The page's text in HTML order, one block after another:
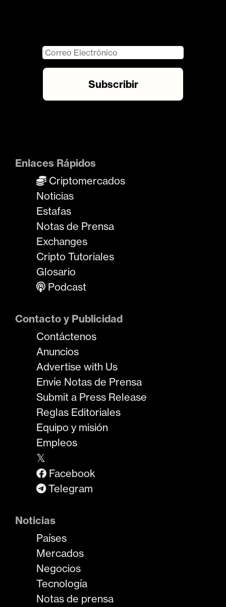
Enlaces Rápidos
Criptomercados
Noticias
Estafas
Notas de Prensa
Exchanges
Cripto Tutoriales
Glosario
Podcast
Contacto y Publicidad
Contáctenos
Anuncios
Advertise with Us
Envíe Notas de Prensa
Submit a Press Release
Reglas Editoriales
Equipo y misión
Empleos
𝕏
Facebook
Telegram
Noticias
Países
Mercados
Negocios
Tecnología
Notas de prensa